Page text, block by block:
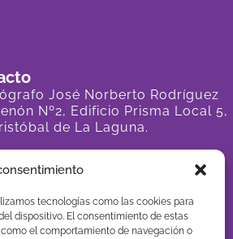
tecnologías como las cookies para
dispositivo. El consentimiento de estas
el comportamiento de navegación o
José Norberto Rodríguez
Nº2, Edificio Prisma Local 5,
de La Laguna.
296 702
860 536